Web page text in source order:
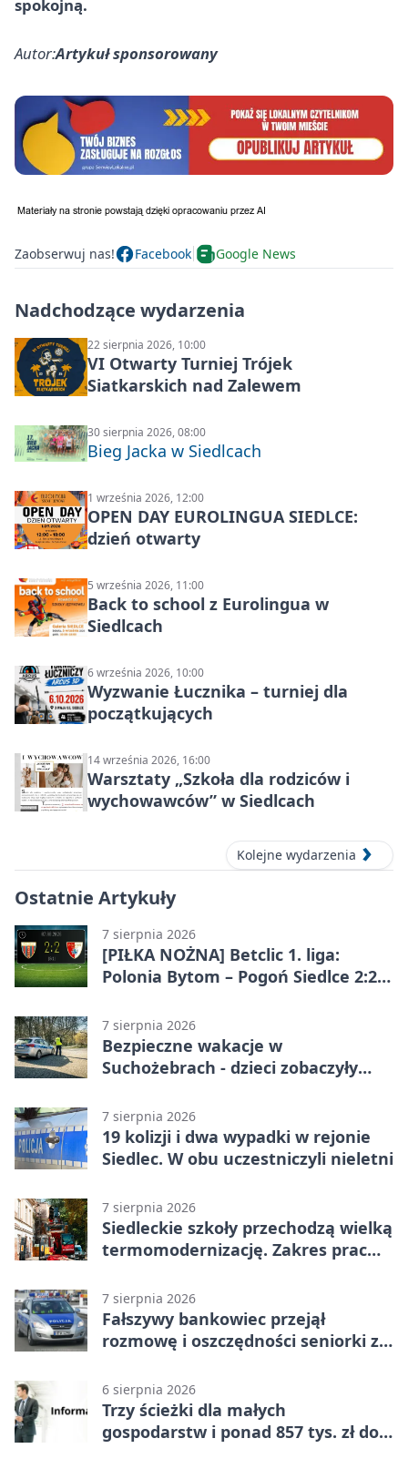
spokojną.
Autor:Artykuł sponsorowany
Zaobserwuj nas! Facebook Google News
Nadchodzące wydarzenia
22 sierpnia 2026, 10:00
VI Otwarty Turniej Trójek
Siatkarskich nad Zalewem
30 sierpnia 2026, 08:00
Bieg Jacka w Siedlcach
1 września 2026, 12:00
OPEN DAY EUROLINGUA SIEDLCE:
dzień otwarty
5 września 2026, 11:00
Back to school z Eurolingua w
Siedlcach
6 września 2026, 10:00
Wyzwanie Łucznika – turniej dla
początkujących
14 września 2026, 16:00
Warsztaty „Szkoła dla rodziców i
wychowawców” w Siedlcach
Kolejne wydarzenia
Ostatnie Artykuły
7 sierpnia 2026
[PIŁKA NOŻNA] Betclic 1. liga:
Polonia Bytom – Pogoń Siedlce 2:2.
emocjonującej końcówce
7 sierpnia 2026
Bezpieczne wakacje w
Suchożebrach - dzieci zobaczyły
7 sierpnia 2026
19 kolizji i dwa wypadki w rejonie
Siedlec. W obu uczestniczyli nieletni
7 sierpnia 2026
Siedleckie szkoły przechodzą wielką
termomodernizację. Zakres prac
7 sierpnia 2026
Fałszywy bankowiec przejął
rozmowę i oszczędności seniorki z
6 sierpnia 2026
Trzy ścieżki dla małych
gospodarstw i ponad 857 tys. zł do